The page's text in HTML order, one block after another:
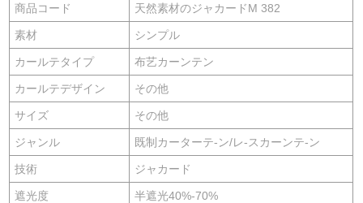
商品コード 天然素材のジャカードM 382
素材 シンプル
カールテタイプ 布艺カーンテン
カールテデザイン その他
サイズ その他
ジャンル 既制カーターテ-ン/レ-スカーンテ-ン
技術 ジャカード
遮光度 半遮光40%-70%